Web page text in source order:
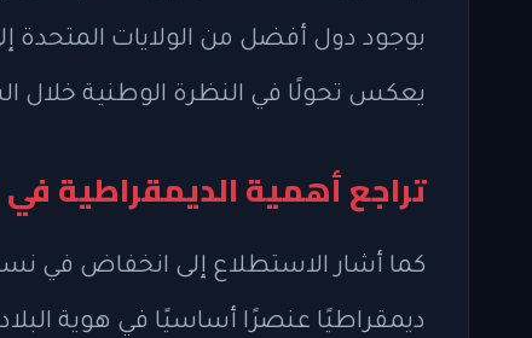
يعكس تحولًا في النظرة الوطنية خلال
تراجع أهمية الديمقراطية
كما أشار الاستطلاع إلى انخفاض في